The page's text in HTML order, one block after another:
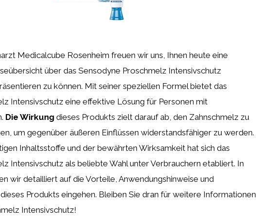
Medicalcube Rosenheim freuen wir uns, Ihnen heute eine
über das Sensodyne Proschmelz Intensivschutz
zu können. Mit seiner speziellen Formel bietet das
Intensivschutz eine effektive Lösung für Personen mit
Die Wirkung dieses Produkts zielt darauf ab, den Zahnschmelz zu
um gegenüber äußeren Einflüssen widerstandsfähiger zu werden.
Inhaltsstoffe und der bewährten Wirksamkeit hat sich das
Intensivschutz als beliebte Wahl unter Verbrauchern etabliert. In
wir detailliert auf die Vorteile, Anwendungshinweise und
Produkts eingehen. Bleiben Sie dran für weitere Informationen
Intensivschutz!